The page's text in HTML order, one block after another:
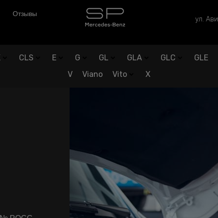
Отзывы
ул.
CLS E G GL GLA GLC GLE
V
Viano Vito X